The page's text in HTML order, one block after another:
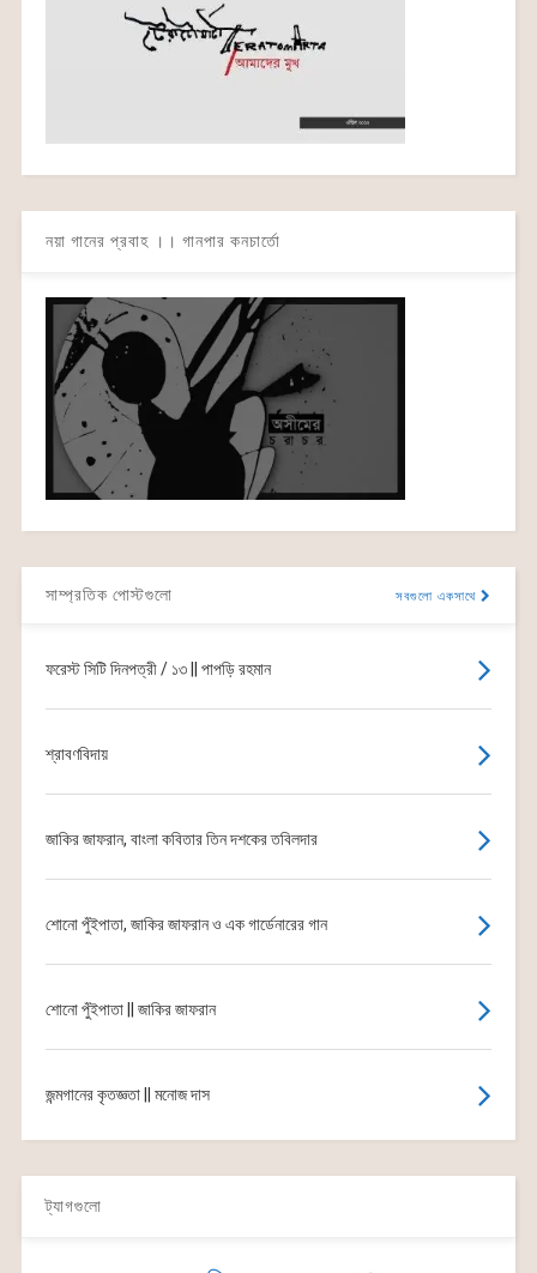
নয়া গানের প্রবাহ ।। গানপার কনচার্তো
সাম্প্রতিক পোস্টগুলো সবগুলো একসাথে
ফরেস্ট সিটি দিনপত্রী / ১৩ || পাপড়ি রহমান
শ্রাবণবিদায়
জাকির জাফরান, বাংলা কবিতার তিন দশকের তবিলদার
শোনো পুঁইপাতা, জাকির জাফরান ও এক গার্ডেনারের গান
শোনো পুঁইপাতা || জাকির জাফরান
জন্মগানের কৃতজ্ঞতা || মনোজ দাস
ট্যাগগুলো